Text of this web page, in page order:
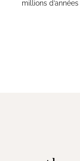
millions d’années